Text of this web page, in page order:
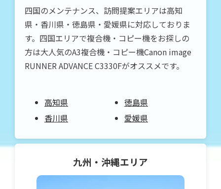
四国のメンテナンス、訪問提案エリアは高知
県・香川県・徳島県・愛媛県に対応しておりま
す。四国エリアで複合機・コピー機をお探しの
方は大人気のA3複合機・コピー機Canon image
RUNNER ADVANCE C3330Fがオススメです。
高知県
香川県
徳島県
愛媛県
九州・沖縄エリア